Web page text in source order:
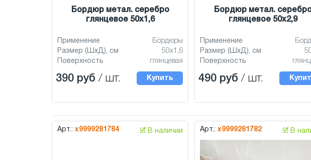
Бордюр метал. серебро
глянцевое 50x1,6
Применение
Бордюры
Размер (ШхД), см
50x1,6
Поверхность
глянцевая
390 руб / шт. Купить
Бордюр метал.
глянцевое 50x2,9
Применение
Размер (ШхД), см
Поверхность
490 руб / шт.
Арт.: х9999281784 🗹 В наличии Арт.: х9999281782 🗹 В